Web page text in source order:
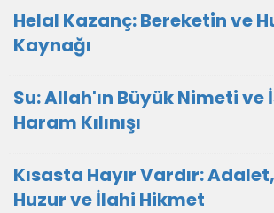
Helal Kazanç: Bereketin ve
Kaynağı
Su: Allah'ın Büyük Nimeti ve
Haram Kılınışı
Kısasta Hayır Vardır:
Huzur ve İlahi Hikmet